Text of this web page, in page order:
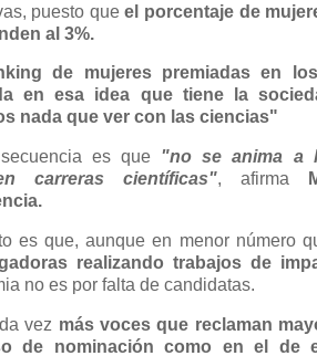
puesto queel porcentaje de
al 3%.
de mujeres premiadas en
en esa idea que tiene la
nada que ver con las ciencias"
es que "no se anima a
carreras científicas", afirma
es que, aunque en menor número
realizando trabajos de
no es por falta de candidatas.
vez más voces que reclaman
de nominación como en el de